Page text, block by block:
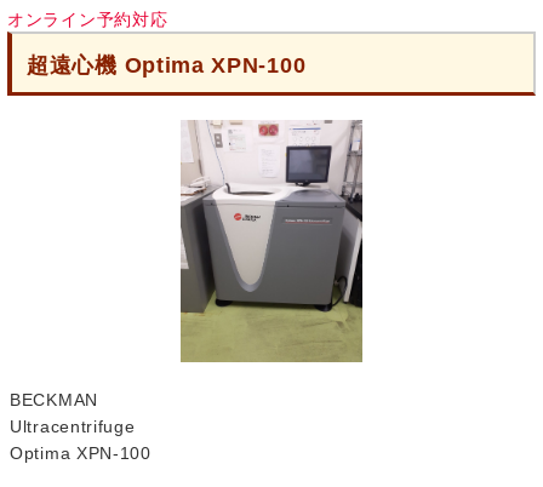
オンライン予約対応
超遠心機 Optima XPN-100
BECKMAN
Ultracentrifuge
Optima XPN-100